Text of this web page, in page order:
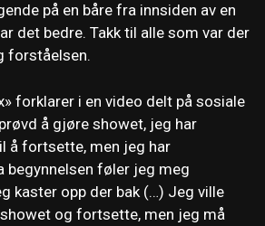
på en båre fra innsiden av en
det bedre. Takk til alle som var der
forståelsen.
forklarer i en video delt på sosiale
å gjøre showet, jeg har
å fortsette, men jeg har
føler jeg meg
kaster opp der bak (…) Jeg ville
og fortsette, men jeg må